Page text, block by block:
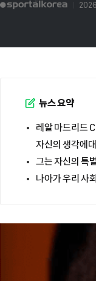
뉴스 요약
레알 마드리드
자신의 생각에
그는 자신의 특
나아가 우리 사